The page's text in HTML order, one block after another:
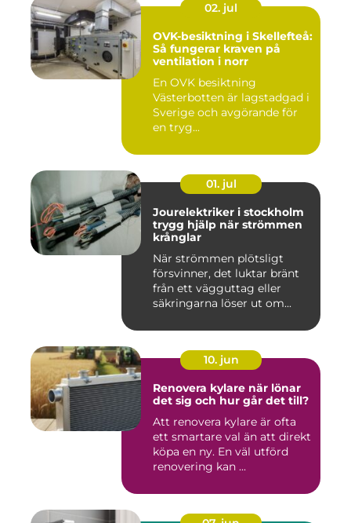
02. jul
OVK-besiktning i Skellefteå:
Så fungerar kraven på
ventilation i norr
En OVK besiktning
Västerbotten är lagstadgad i
Sverige och avgörande för
en tryg...
01. jul
Jourelektriker i stockholm
trygg hjälp när strömmen
krånglar
När strömmen plötsligt
försvinner, det luktar bränt
från ett vägguttag eller
säkringarna löser ut om...
10. jun
Renovera kylare när lönar
det sig och hur går det till?
Att renovera kylare är ofta
ett smartare val än att direkt
köpa en ny. En väl utförd
renovering kan ...